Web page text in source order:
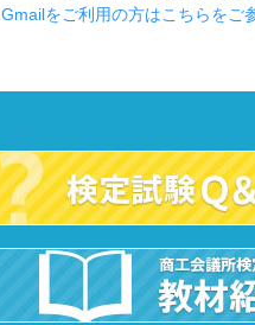
Gmailをご利用の方はこちらをご